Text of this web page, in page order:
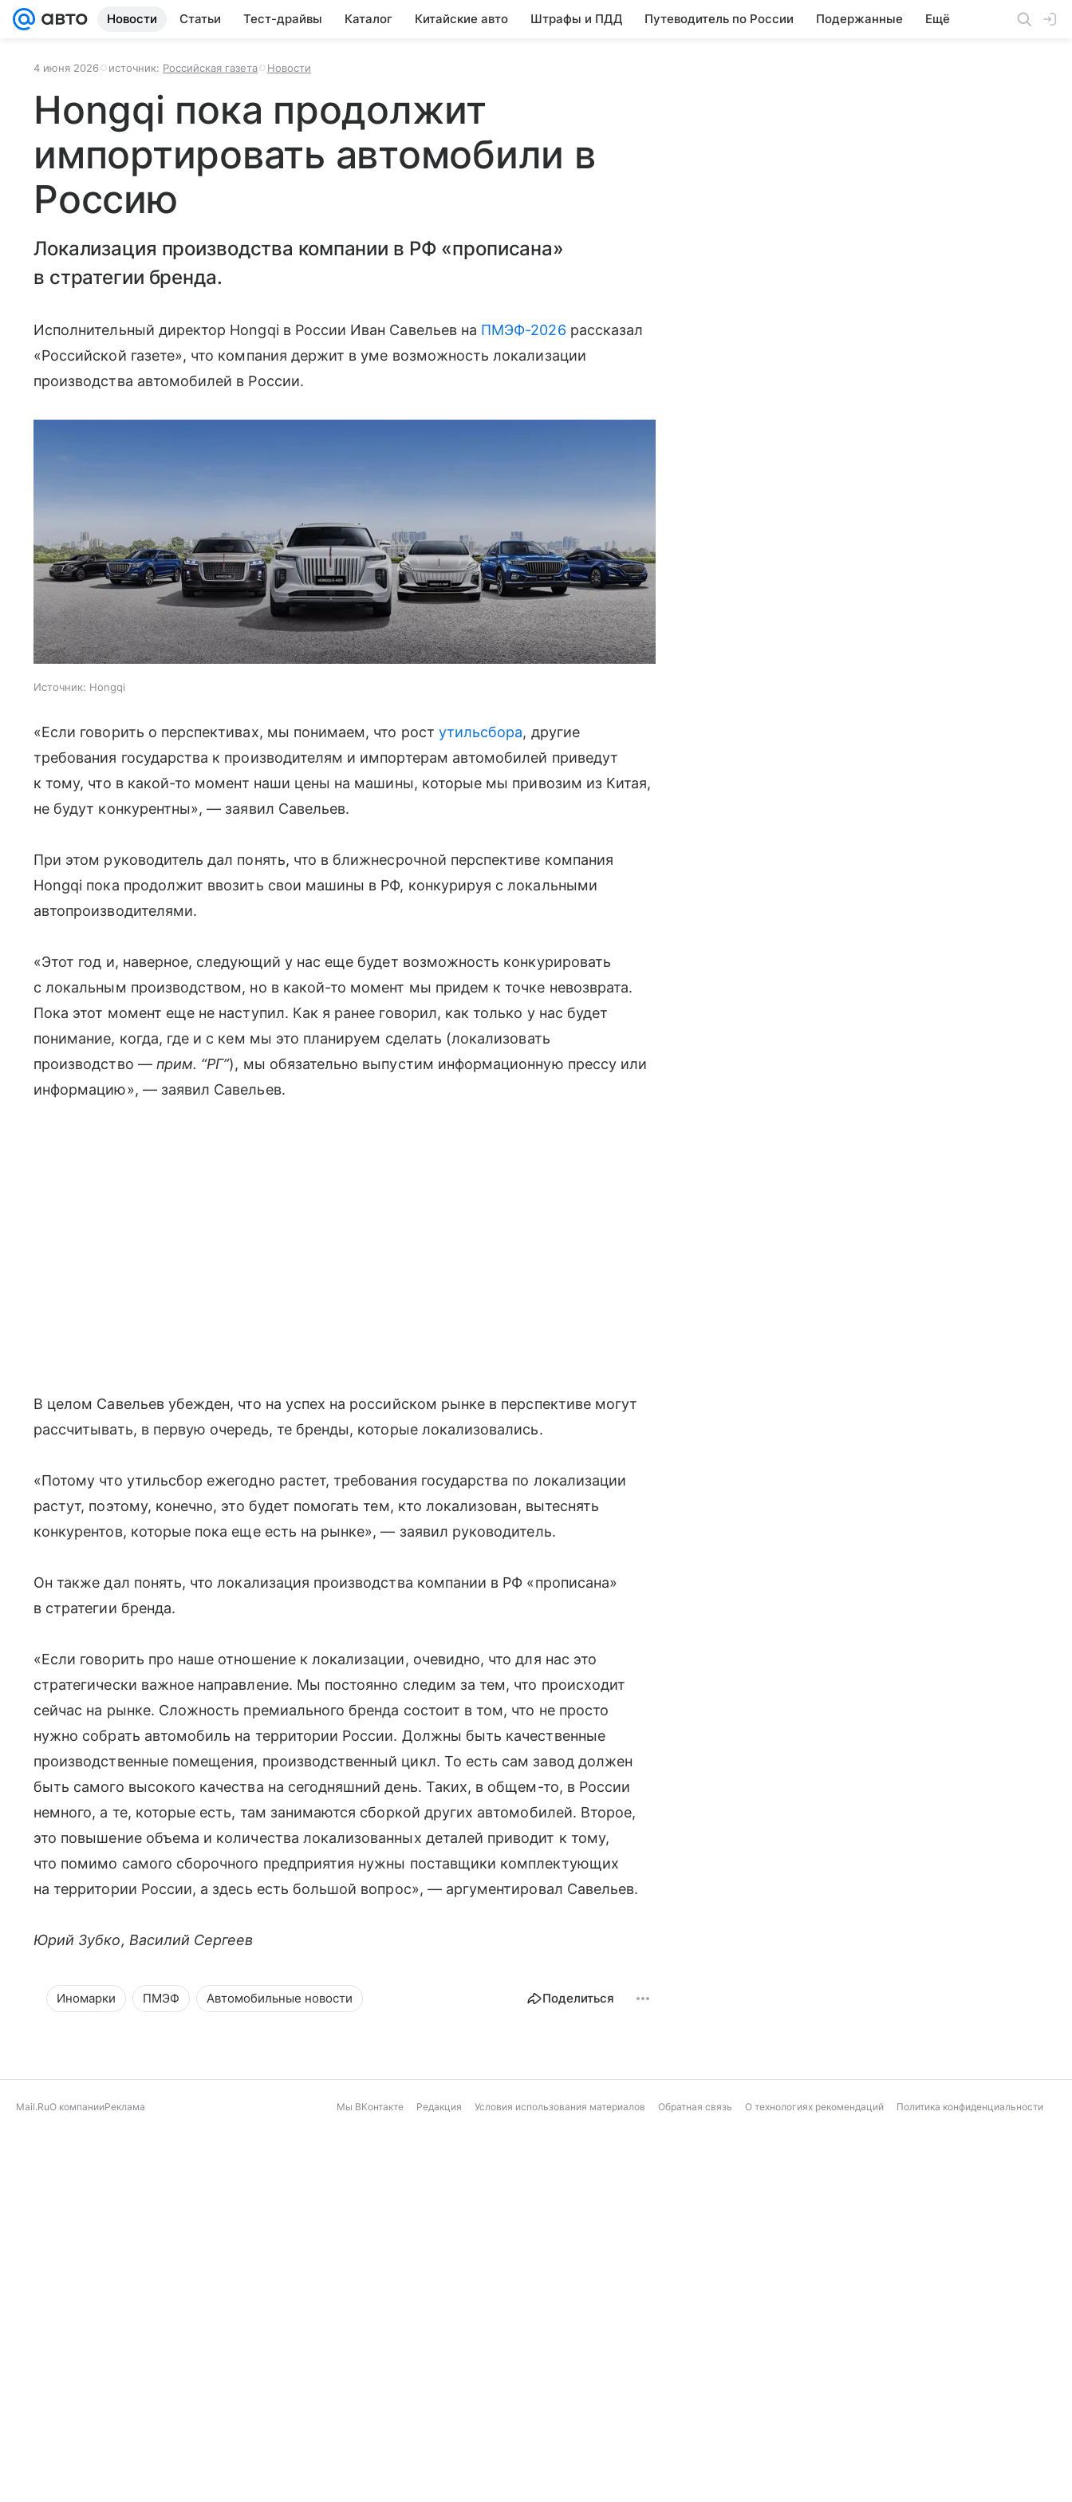
Новости Статьи Тест-драйвы Каталог Китайские авто Штрафы и ПДД Путеводитель по России Подержанные Ещё
4 июня 2026 источник: Российская газета Новости
Hongqi пока продолжит
импортировать автомобили в
Россию
Локализация производства компании в РФ «прописана»
в стратегии бренда.
Исполнительный директор Hongqi в России Иван Савельев на ПМЭФ-2026 рассказал
«Российской газете», что компания держит в уме возможность локализации
производства автомобилей в России.
Источник: Hongqi
«Если говорить о перспективах, мы понимаем, что рост утильсбора, другие
требования государства к производителям и импортерам автомобилей приведут
к тому, что в какой-то момент наши цены на машины, которые мы привозим из Китая,
не будут конкурентны», — заявил Савельев.
При этом руководитель дал понять, что в ближнесрочной перспективе компания
Hongqi пока продолжит ввозить свои машины в РФ, конкурируя с локальными
автопроизводителями.
«Этот год и, наверное, следующий у нас еще будет возможность конкурировать
с локальным производством, но в какой-то момент мы придем к точке невозврата.
Пока этот момент еще не наступил. Как я ранее говорил, как только у нас будет
понимание, когда, где и с кем мы это планируем сделать (локализовать
производство — прим. “РГ”), мы обязательно выпустим информационную прессу или
информацию», — заявил Савельев.
В целом Савельев убежден, что на успех на российском рынке в перспективе могут
рассчитывать, в первую очередь, те бренды, которые локализовались.
«Потому что утильсбор ежегодно растет, требования государства по локализации
растут, поэтому, конечно, это будет помогать тем, кто локализован, вытеснять
конкурентов, которые пока еще есть на рынке», — заявил руководитель.
Он также дал понять, что локализация производства компании в РФ «прописана»
в стратегии бренда.
«Если говорить про наше отношение к локализации, очевидно, что для нас это
стратегически важное направление. Мы постоянно следим за тем, что происходит
сейчас на рынке. Сложность премиального бренда состоит в том, что не просто
нужно собрать автомобиль на территории России. Должны быть качественные
производственные помещения, производственный цикл. То есть сам завод должен
быть самого высокого качества на сегодняшний день. Таких, в общем-то, в России
немного, а те, которые есть, там занимаются сборкой других автомобилей. Второе,
это повышение объема и количества локализованных деталей приводит к тому,
что помимо самого сборочного предприятия нужны поставщики комплектующих
на территории России, а здесь есть большой вопрос», — аргументировал Савельев.
Юрий Зубко, Василий Сергеев
Иномарки ПМЭФ Автомобильные новости Поделиться
Mail.RuО компанииРеклама Мы ВКонтакте Редакция Условия использования материалов Обратная связь О технологиях рекомендаций Политика конфиденциальности